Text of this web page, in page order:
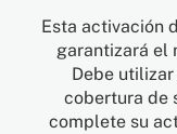
Esta activación
garantizará el
Debe
cobertura de
complete su